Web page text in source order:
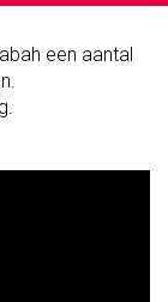
een aantal